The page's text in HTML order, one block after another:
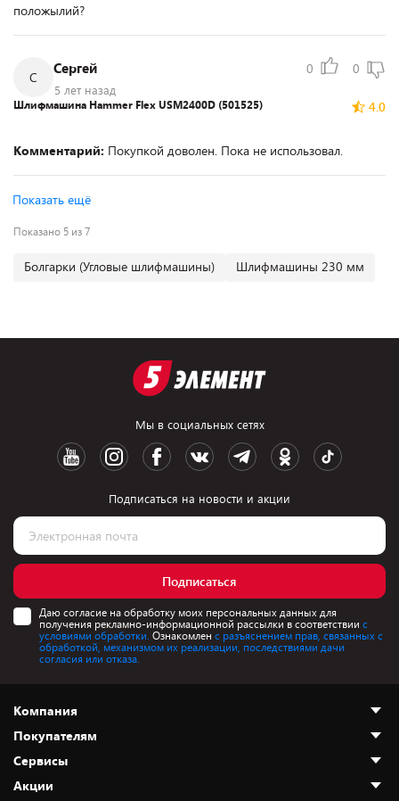
положылий?
С
Сергей
5 лет назад
0 0
4.0
Шлифмашина Hammer Flex USM2400D (501525)
Комментарий: Покупкой доволен. Пока не использовал.
Показать ещё
Показано 5 из 7
Болгарки (Угловые шлифмашины) Шлифмашины 230 мм
Мы в социальных сетях
Подписаться на новости и акции
Подписаться
Даю согласие на обработку моих персональных данных для
получения рекламно-информационной рассылки в соответствии с
условиями обработки. Ознакомлен с разъяснением прав, связанных с
обработкой, механизмом их реализации, последствиями дачи
согласия или отказа.
Компания
О нас
Адреса магазинов
Новости
Покупателям
Как сделать заказ
Оплата и доставка
Сервисы
Акции